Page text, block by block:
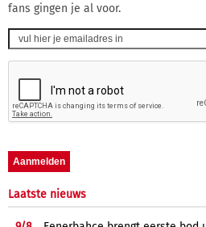
fans gingen je al voor.
Laatste nieuws